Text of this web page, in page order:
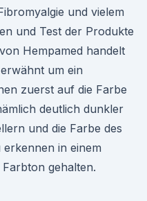
und vielem
und Test der Produkte
Hempamed handelt
um ein
zuerst auf die Farbe
deutlich dunkler
und die Farbe des
in einem
gehalten.